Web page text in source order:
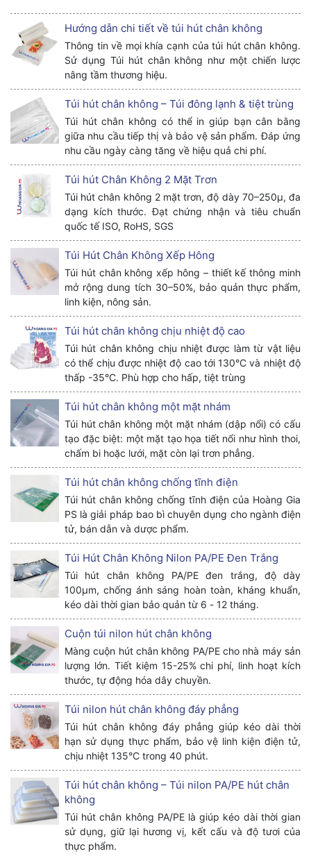
Hướng dẫn chi tiết về túi hút chân không
Thông tin về mọi khía cạnh của túi hút chân không.
Sử dụng Túi hút chân không như một chiến lược
nâng tầm thương hiệu.
Túi hút chân không – Túi đông lạnh & tiệt trùng
Túi hút chân không có thể in giúp bạn cân bằng
giữa nhu cầu tiếp thị và bảo vệ sản phẩm. Đáp ứng
nhu cầu ngày càng tăng về hiệu quả chi phí.
Túi hút Chân Không 2 Mặt Trơn
Túi hút chân không 2 mặt trơn, độ dày 70–250µ, đa
dạng kích thước. Đạt chứng nhận và tiêu chuẩn
quốc tế ISO, RoHS, SGS
Túi Hút Chân Không Xếp Hông
Túi hút chân không xếp hông – thiết kế thông minh
mở rộng dung tích 30–50%, bảo quản thực phẩm,
linh kiện, nông sản.
Túi hút chân không chịu nhiệt độ cao
Túi hút chân không chịu nhiệt được làm từ vật liệu
có thể chịu được nhiệt độ cao tới 130°C và nhiệt độ
thấp -35°C. Phù hợp cho hấp, tiệt trùng
Túi hút chân không một mặt nhám
Túi hút chân không một mặt nhám (dập nổi) có cấu
tạo đặc biệt: một mặt tạo họa tiết nổi như hình thoi,
chấm bi hoặc lưới, mặt còn lại trơn phẳng.
Túi hút chân không chống tĩnh điện
Túi hút chân không chống tĩnh điện của Hoàng Gia
PS là giải pháp bao bì chuyên dụng cho ngành điện
tử, bán dẫn và dược phẩm.
Túi Hút Chân Không Nilon PA/PE Đen Trắng
Túi hút chân không PA/PE đen trắng, độ dày
100μm, chống ánh sáng hoàn toàn, kháng khuẩn,
kéo dài thời gian bảo quản từ 6 - 12 tháng.
Cuộn túi nilon hút chân không
Màng cuộn hút chân không PA/PE cho nhà máy sản
lượng lớn. Tiết kiệm 15-25% chi phí, linh hoạt kích
thước, tự động hóa dây chuyền.
Túi nilon hút chân không đáy phẳng
Túi hút chân không đáy phẳng giúp kéo dài thời
hạn sử dụng thực phẩm, bảo vệ linh kiện điện tử,
chịu nhiệt 135°C trong 40 phút.
Túi hút chân không – Túi nilon PA/PE hút chân
không
Túi hút chân không PA/PE là giúp kéo dài thời gian
sử dụng, giữ lại hương vị, kết cấu và độ tươi của
thực phẩm.